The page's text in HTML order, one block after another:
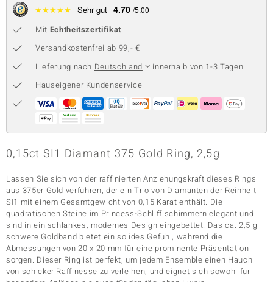
Collection
Classics
★★★★★ Sehr gut 4.70 /5.00
Mit Echtheitszertifikat
Versandkostenfrei ab 99,- €
Lieferung nach Deutschland
innerhalb von 1-3 Tagen
Hauseigener Kundenservice
0,15ct SI1 Diamant 375 Gold Ring, 2,5g
Lassen Sie sich von der raffinierten Anziehungskraft dieses Rings
aus 375er Gold verführen, der ein Trio von Diamanten der Reinheit
SI1 mit einem Gesamtgewicht von 0,15 Karat enthält. Die
quadratischen Steine im Princess-Schliff schimmern elegant und
sind in ein schlankes, modernes Design eingebettet. Das ca. 2,5 g
schwere Goldband bietet ein solides Gefühl, während die
Abmessungen von 20 x 20 mm für eine prominente Präsentation
sorgen. Dieser Ring ist perfekt, um jedem Ensemble einen Hauch
von schicker Raffinesse zu verleihen, und eignet sich sowohl für